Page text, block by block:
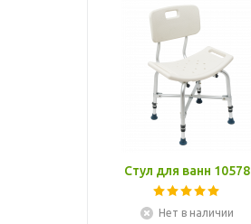
Стул для ванн 10578
Нет в наличии